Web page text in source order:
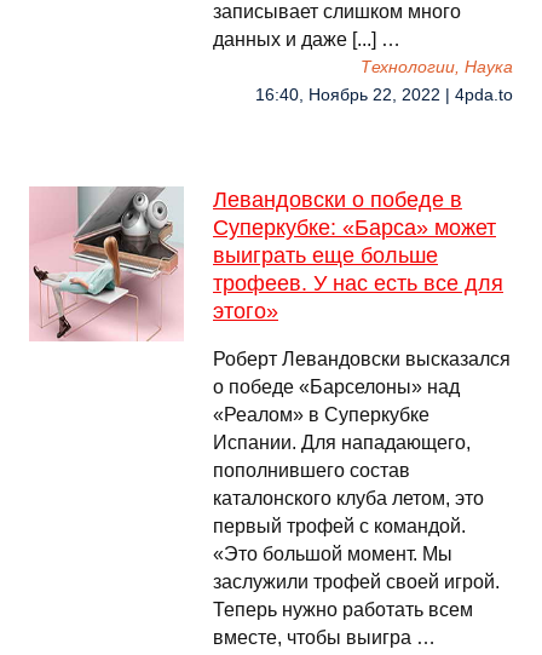
записывает слишком много
данных и даже [...] …
Технологии, Наука
16:40, Ноябрь 22, 2022 | 4pda.to
Левандовски о победе в
Суперкубке: «Барса» может
выиграть еще больше
трофеев. У нас есть все для
этого»
Роберт Левандовски высказался
о победе «Барселоны» над
«Реалом» в Суперкубке
Испании. Для нападающего,
пополнившего состав
каталонского клуба летом, это
первый трофей с командой.
«Это большой момент. Мы
заслужили трофей своей игрой.
Теперь нужно работать всем
вместе, чтобы выигра …